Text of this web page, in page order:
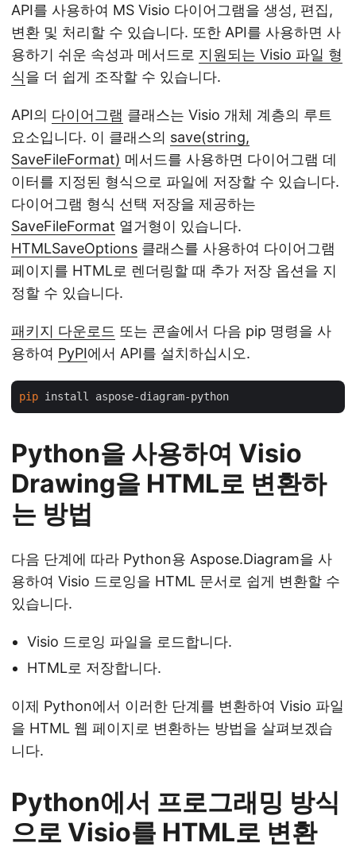
API를 사용하여 MS Visio 다이어그램을 생성, 편집,
변환 및 처리할 수 있습니다. 또한 API를 사용하면 사
용하기 쉬운 속성과 메서드로 지원되는 Visio 파일 형
식을 더 쉽게 조작할 수 있습니다.
API의 다이어그램 클래스는 Visio 개체 계층의 루트
요소입니다. 이 클래스의 save(string,
SaveFileFormat) 메서드를 사용하면 다이어그램 데
이터를 지정된 형식으로 파일에 저장할 수 있습니다.
다이어그램 형식 선택 저장을 제공하는
SaveFileFormat 열거형이 있습니다.
HTMLSaveOptions 클래스를 사용하여 다이어그램
페이지를 HTML로 렌더링할 때 추가 저장 옵션을 지
정할 수 있습니다.
패키지 다운로드 또는 콘솔에서 다음 pip 명령을 사
용하여 PyPI에서 API를 설치하십시오.
pip
Python을 사용하여 Visio
Drawing을 HTML로 변환하
는 방법
다음 단계에 따라 Python용 Aspose.Diagram을 사
용하여 Visio 드로잉을 HTML 문서로 쉽게 변환할 수
있습니다.
Visio 드로잉 파일을 로드합니다.
HTML로 저장합니다.
이제 Python에서 이러한 단계를 변환하여 Visio 파일
을 HTML 웹 페이지로 변환하는 방법을 살펴보겠습
니다.
Python에서 프로그래밍 방식
으로 Visio를 HTML로 변환